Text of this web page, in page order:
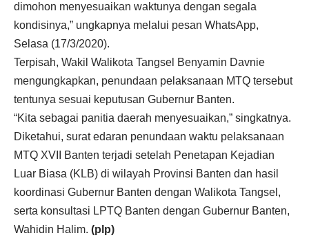
dimohon menyesuaikan waktunya dengan segala
kondisinya,” ungkapnya melalui pesan WhatsApp,
Selasa (17/3/2020).
Terpisah, Wakil Walikota Tangsel Benyamin Davnie
mengungkapkan, penundaan pelaksanaan MTQ tersebut
tentunya sesuai keputusan Gubernur Banten.
“Kita sebagai panitia daerah menyesuaikan,” singkatnya.
Diketahui, surat edaran penundaan waktu pelaksanaan
MTQ XVII Banten terjadi setelah Penetapan Kejadian
Luar Biasa (KLB) di wilayah Provinsi Banten dan hasil
koordinasi Gubernur Banten dengan Walikota Tangsel,
serta konsultasi LPTQ Banten dengan Gubernur Banten,
Wahidin Halim. (plp)